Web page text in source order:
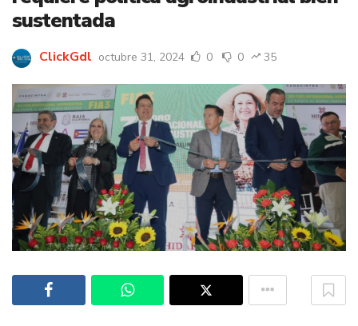
sustentada
ClickGdl octubre 31, 2024 0 0 35